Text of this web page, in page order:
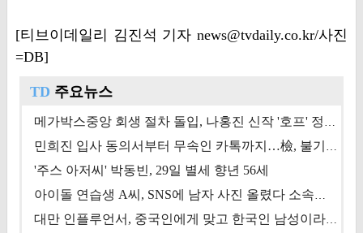
[티브이데일리 김진석 기자 news@tvdaily.co.kr/사진
=DB]
TD 주요뉴스
메가박스중앙 회생 절차 돌입, 나홍진 신작 '호프' 정상 개봉에 쏠린 시선 [상반기 결산 기획]
민희진 입사 동의서부터 무속인 카톡까지…檢, 불기소 처분 근거들 [이슈&톡]
'주스 아저씨' 박동빈, 29일 별세 향년 56세
아이돌 연습생 A씨, SNS에 남자 사진 올렸다 소속사 퇴출
대만 인플루언서, 중국인에게 맞고 한국인 남성이라 진술 '후폭풍'